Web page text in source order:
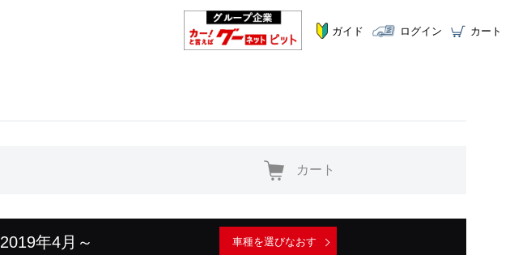
ガイド ログイン カート
カート
2019年4月～ 車種を選びなおす